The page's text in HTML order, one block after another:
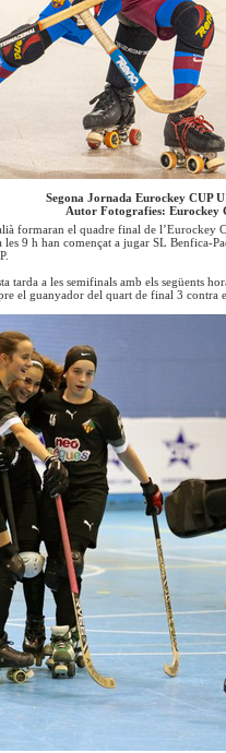
Segona Jornada Eurockey CUP
Autor Fotografies: Eurockey
formaran el quadre final de l’Eurockey
les 9 h han començat a jugar SL Benfica-
tarda a les semifinals amb els següents
el guanyador del quart de final 3 contra